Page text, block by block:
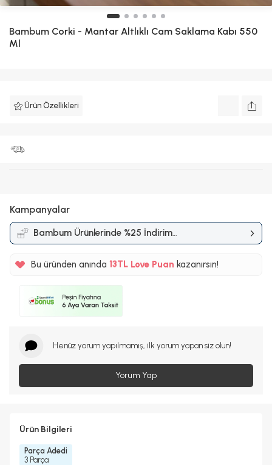
Bambum Corki - Mantar Altlıklı Cam Saklama Kabı 550
Ml
Ürün Özellikleri
Kampanyalar
Bambum Ürünlerinde %25 İndirim
Kampanyası
Bu üründen anında 13TL Love Puan kazanırsın!
Henüz yorum yapılmamış, ilk yorum yapan siz olun!
Yorum Yap
Ürün Bilgileri
Parça Adedi
3 Parça